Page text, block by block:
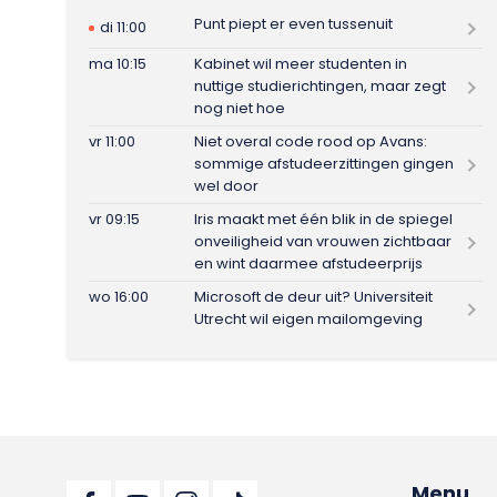
di 11:00
Punt piept er even tussenuit
ma 10:15
Kabinet wil meer studenten in
nuttige studierichtingen, maar zegt
nog niet hoe
vr 11:00
Niet overal code rood op Avans:
sommige afstudeerzittingen gingen
wel door
vr 09:15
Iris maakt met één blik in de spiegel
onveiligheid van vrouwen zichtbaar
en wint daarmee afstudeerprijs
wo 16:00
Microsoft de deur uit? Universiteit
Utrecht wil eigen mailomgeving